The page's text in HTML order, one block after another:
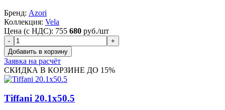
Бренд: Azori
Коллекция: Vela
Цена (с НДС): 755 680 руб./шт
Заявка на расчёт
СКИДКА В КОРЗИНЕ ДО 15%
Tiffani 20.1x50.5